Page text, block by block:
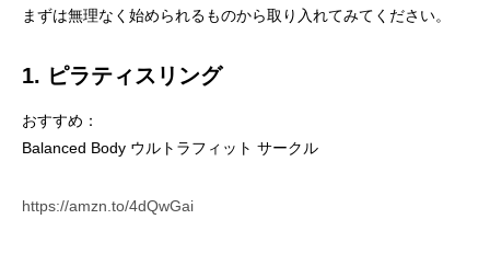
まずは無理なく始められるものから取り入れてみてください。
1. ピラティスリング
おすすめ：
Balanced Body ウルトラフィット サークル
https://amzn.to/4dQwGai